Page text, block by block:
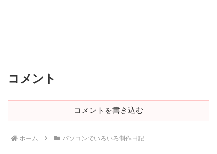
コメント
コメントを書き込む
ホーム パソコンでいろいろ制作日記